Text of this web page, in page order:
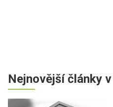
Nejnovější články